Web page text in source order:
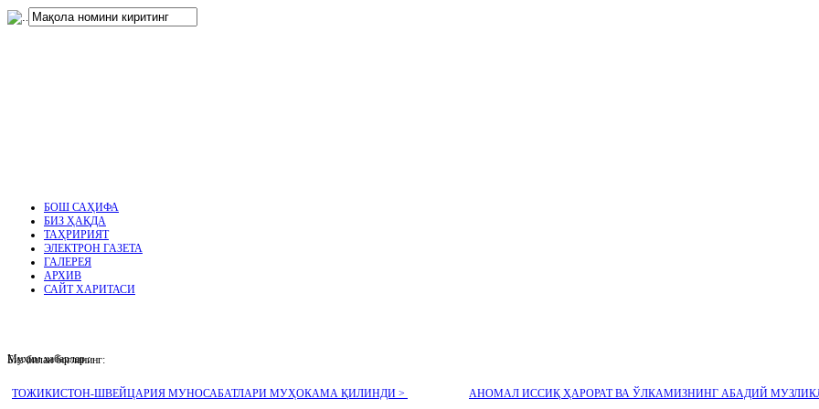
.
БОШ САҲИФА
БИЗ ҲАҚДА
ТАҲРИРИЯТ
ЭЛЕКТРОН ГАЗЕТА
ГАЛЕРЕЯ
АРХИВ
САЙТ ХАРИТАСИ
Муҳим хабарлар :
ТОЖИКИСТОН-ШВЕЙЦАРИЯ МУНОСАБАТЛАРИ МУҲОКАМА ҚИЛИНДИ > АНОМАЛ ИССИҚ ҲАРОРАТ ВА ЎЛКАМИЗНИНГ АБАДИЙ
Биз билан боғланинг: